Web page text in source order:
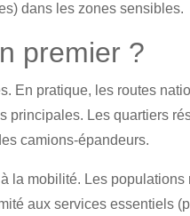
dans les zones sensibles.
premier ?
En pratique, les routes
principales. Les quartiers
camions-épandeurs.
la mobilité. Les populations
aux services essentiels